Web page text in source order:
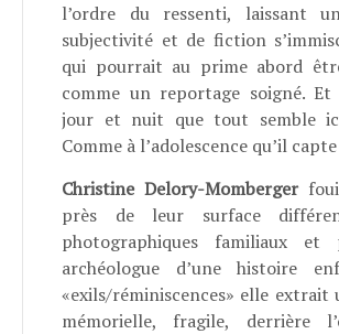
l’ordre du ressenti, laissant
subjectivité et de fiction
qui pourrait au prime abord
comme un reportage soigné. Et
jour et nuit que tout semble
Comme à l’adolescence qu’il
Christine Delory-Momberger
près de leur surface
photographiques familiaux et
archéologue d’une histoire
«exils/réminiscences» elle extrait
mémorielle, fragile, derrière